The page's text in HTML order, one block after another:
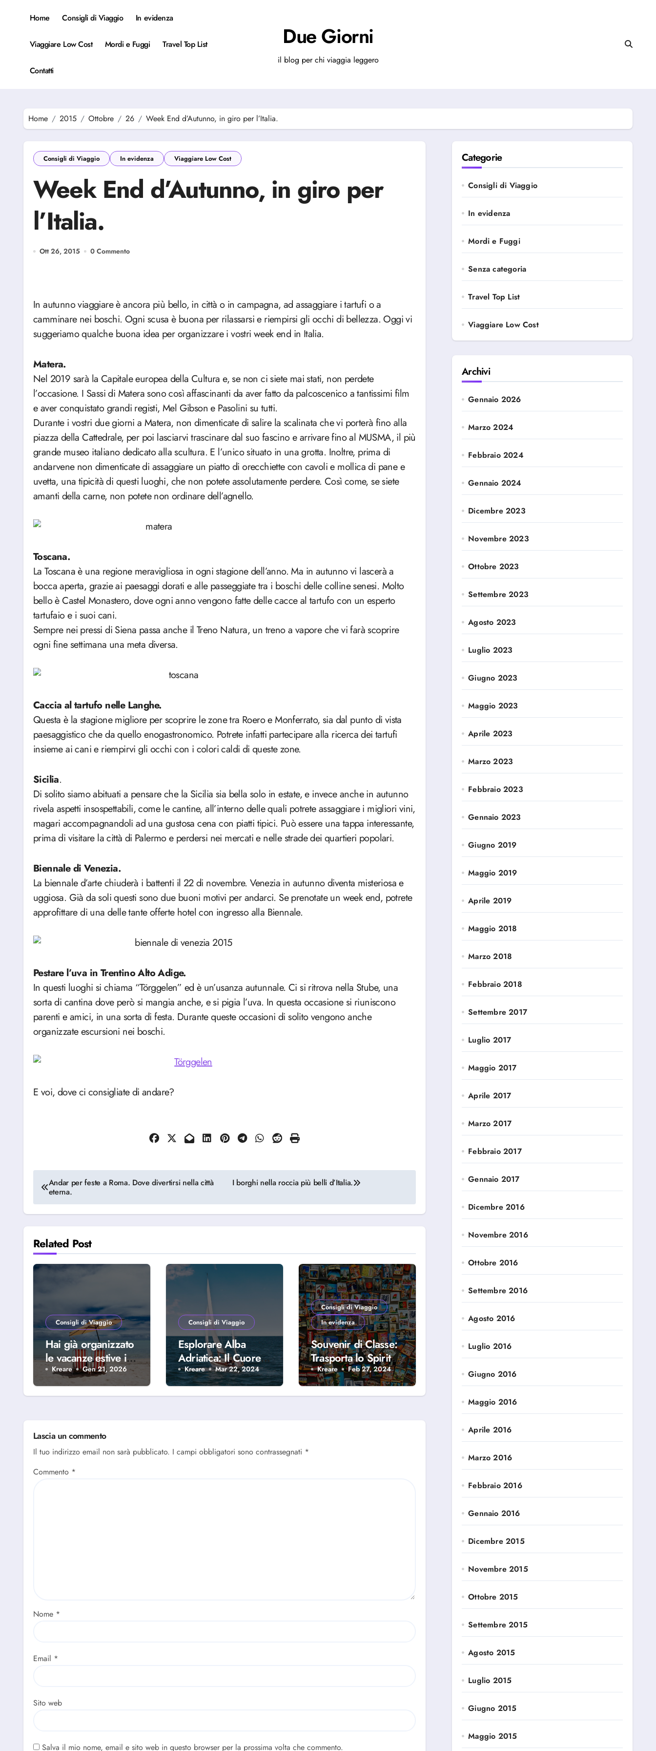
Home Consigli di Viaggio In evidenza
Viaggiare Low Cost Mordi e Fuggi Travel Top List
Contatti
Due Giorni
il blog per chi viaggia leggero
Home 2015 Ottobre 26 Week End d’Autunno, in giro per l’Italia.
Consigli di Viaggio In evidenza Viaggiare Low Cost
Week End d’Autunno, in giro per
l’Italia.
Ott 26, 2015 0 Commento
In autunno viaggiare è ancora più bello, in città o in campagna, ad assaggiare i tartufi o a
camminare nei boschi. Ogni scusa è buona per rilassarsi e riempirsi gli occhi di bellezza. Oggi vi
suggeriamo qualche buona idea per organizzare i vostri week end in Italia.
Matera.
Nel 2019 sarà la Capitale europea della Cultura e, se non ci siete mai stati, non perdete
l’occasione. I Sassi di Matera sono così affascinanti da aver fatto da palcoscenico a tantissimi film
e aver conquistato grandi registi, Mel Gibson e Pasolini su tutti.
Durante i vostri due giorni a Matera, non dimenticate di salire la scalinata che vi porterà fino alla
piazza della Cattedrale, per poi lasciarvi trascinare dal suo fascino e arrivare fino al MUSMA, il più
grande museo italiano dedicato alla scultura. E l’unico situato in una grotta. Inoltre, prima di
andarvene non dimenticate di assaggiare un piatto di orecchiette con cavoli e mollica di pane e
uvetta, una tipicità di questi luoghi, che non potete assolutamente perdere. Così come, se siete
amanti della carne, non potete non ordinare dell’agnello.
Toscana.
La Toscana è una regione meravigliosa in ogni stagione dell’anno. Ma in autunno vi lascerà a
bocca aperta, grazie ai paesaggi dorati e alle passeggiate tra i boschi delle colline senesi. Molto
bello è Castel Monastero, dove ogni anno vengono fatte delle cacce al tartufo con un esperto
tartufaio e i suoi cani.
Sempre nei pressi di Siena passa anche il Treno Natura, un treno a vapore che vi farà scoprire
ogni fine settimana una meta diversa.
Caccia al tartufo nelle Langhe.
Questa è la stagione migliore per scoprire le zone tra Roero e Monferrato, sia dal punto di vista
paesaggistico che da quello enogastronomico. Potrete infatti partecipare alla ricerca dei tartufi
insieme ai cani e riempirvi gli occhi con i colori caldi di queste zone.
Sicilia.
Di solito siamo abituati a pensare che la Sicilia sia bella solo in estate, e invece anche in autunno
rivela aspetti insospettabili, come le cantine, all’interno delle quali potrete assaggiare i migliori vini,
magari accompagnandoli ad una gustosa cena con piatti tipici. Può essere una tappa interessante,
prima di visitare la città di Palermo e perdersi nei mercati e nelle strade dei quartieri popolari.
Biennale di Venezia.
La biennale d’arte chiuderà i battenti il 22 di novembre. Venezia in autunno diventa misteriosa e
uggiosa. Già da soli questi sono due buoni motivi per andarci. Se prenotate un week end, potrete
approfittare di una delle tante offerte hotel con ingresso alla Biennale.
Pestare l’uva in Trentino Alto Adige.
In questi luoghi si chiama “Törggelen” ed è un’usanza autunnale. Ci si ritrova nella Stube, una
sorta di cantina dove però si mangia anche, e si pigia l’uva. In questa occasione si riuniscono
parenti e amici, in una sorta di festa. Durante queste occasioni di solito vengono anche
organizzate escursioni nei boschi.
E voi, dove ci consigliate di andare?
Navigazione
articoli
Andar per feste a Roma. Dove divertirsi nella città
eterna.
I borghi nella roccia più belli d’Italia.
Related Post
Consigli di Viaggio
Hai già organizzato
le vacanze estive in
famiglia? Scopri
perché scegliere
Alba Adriatica
Kreare Gen 21, 2026
Consigli di Viaggio
Esplorare Alba
Adriatica: Il Cuore
della Riviera
Abruzzese
Kreare Mar 22, 2024
Consigli di Viaggio
In evidenza
Souvenir di Classe:
Trasporta lo Spirito
del Viaggio a Casa
Tua
Kreare Feb 27, 2024
Lascia un commento
Il tuo indirizzo email non sarà pubblicato. I campi obbligatori sono contrassegnati *
Commento *
Nome *
Email *
Sito web
Salva il mio nome, email e sito web in questo browser per la prossima volta che commento.
Categorie
Consigli di Viaggio
In evidenza
Mordi e Fuggi
Senza categoria
Travel Top List
Viaggiare Low Cost
Archivi
Gennaio 2026
Marzo 2024
Febbraio 2024
Gennaio 2024
Dicembre 2023
Novembre 2023
Ottobre 2023
Settembre 2023
Agosto 2023
Luglio 2023
Giugno 2023
Maggio 2023
Aprile 2023
Marzo 2023
Febbraio 2023
Gennaio 2023
Giugno 2019
Maggio 2019
Aprile 2019
Maggio 2018
Marzo 2018
Febbraio 2018
Settembre 2017
Luglio 2017
Maggio 2017
Aprile 2017
Marzo 2017
Febbraio 2017
Gennaio 2017
Dicembre 2016
Novembre 2016
Ottobre 2016
Settembre 2016
Agosto 2016
Luglio 2016
Giugno 2016
Maggio 2016
Aprile 2016
Marzo 2016
Febbraio 2016
Gennaio 2016
Dicembre 2015
Novembre 2015
Ottobre 2015
Settembre 2015
Agosto 2015
Luglio 2015
Giugno 2015
Maggio 2015